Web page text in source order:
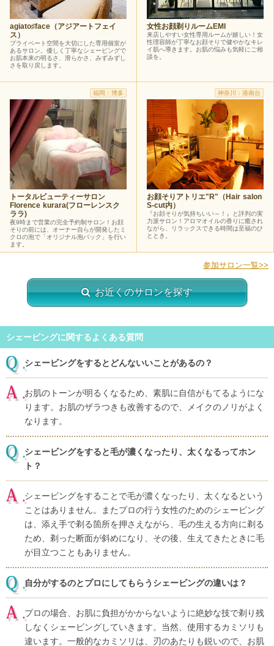
agiato♯face（アジアートフェイ
ス）
プライベート空間を大切にした専用個室が
あるサロン。優しく丁寧なシェービングで
お肌本来の明るさ、滑らかさ、みずみずし
さを取り戻します。
女性お顔剃りルームEMI
来店しやすい女性専用ルームが嬉しい！女
性理容師が丁寧なお顔そりで健やかなキレ
イ肌へ導きます。お肌の悩みも気軽にご相
談を。
福岡：博多
トータルビューティーサロン
Florence kurara(フローレンスク
ララ)
夜9時まで営業の完全予約制サロン！お顔
そりの前には、オーナー自らが開発したミ
クロの泡で「オリジナル泡パック」を行い
ます。
神奈川：港南台
お顔そりアトリエ"R"（Hair salon
S-cut内）
『お顔そりが気持ちいい～！』と評判の実
力派サロン！アロマオイルの香りに癒され
ながら、リラックスできる時間は至福のひ
ととき。
参加サロン一覧>>
お近くのサロンを探す
シェービングに関するよくある質問
シェービングをするとどんないいことがあるの？
お肌のトーンが明るくなるため、素肌に自信がもてるようにな
ります。お肌のザラつきも改善するので、メイクのノリがよく
なります。
シェービングをすると毛が濃くなったり、太くなるってホン
ト？
シェービングをすることで毛が濃くなったり、太くなるという
ことはありません。またプロの行う女性のためのシェービング
は、添え手で剃る箇所を押さえながら、毛の生える方向に剃る
ため、剃った断面が斜めになり、その後、生えてきたときに毛
が目立つこともありません。
自分がするのとプロにしてもらうシェービングの違いは？
プロの場合、お肌に負担がかからないように絶妙な技で剃り残
しなくシェービングしていきます。当然、使用するカミソリも
違います。一般的なカミソリは、刃のあたりも鋭いので、お肌